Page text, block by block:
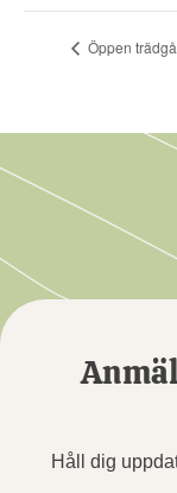
Öppen
Håll dig